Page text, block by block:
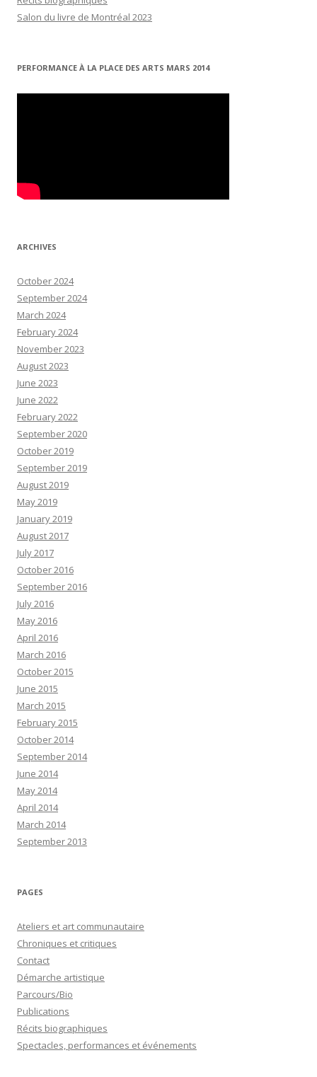
Salon du livre de Montréal 2023
PERFORMANCE À LA PLACE DES ARTS MARS 2014
ARCHIVES
October 2024
September 2024
March 2024
February 2024
November 2023
August 2023
June 2023
June 2022
February 2022
September 2020
October 2019
September 2019
August 2019
May 2019
January 2019
August 2017
July 2017
October 2016
September 2016
July 2016
May 2016
April 2016
March 2016
October 2015
June 2015
March 2015
February 2015
October 2014
September 2014
June 2014
May 2014
April 2014
March 2014
September 2013
PAGES
Ateliers et art communautaire
Chroniques et critiques
Contact
Démarche artistique
Parcours/Bio
Publications
Récits biographiques
Spectacles, performances et événements